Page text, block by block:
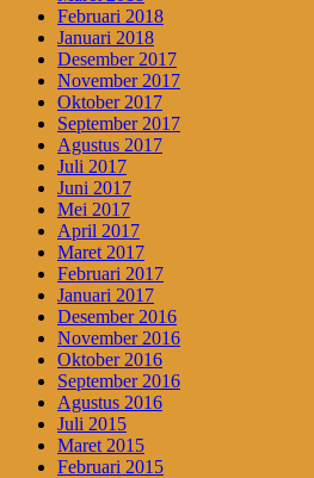
Februari 2018
Januari 2018
Desember 2017
November 2017
Oktober 2017
September 2017
Agustus 2017
Juli 2017
Juni 2017
Mei 2017
April 2017
Maret 2017
Februari 2017
Januari 2017
Desember 2016
November 2016
Oktober 2016
September 2016
Agustus 2016
Juli 2015
Maret 2015
Februari 2015